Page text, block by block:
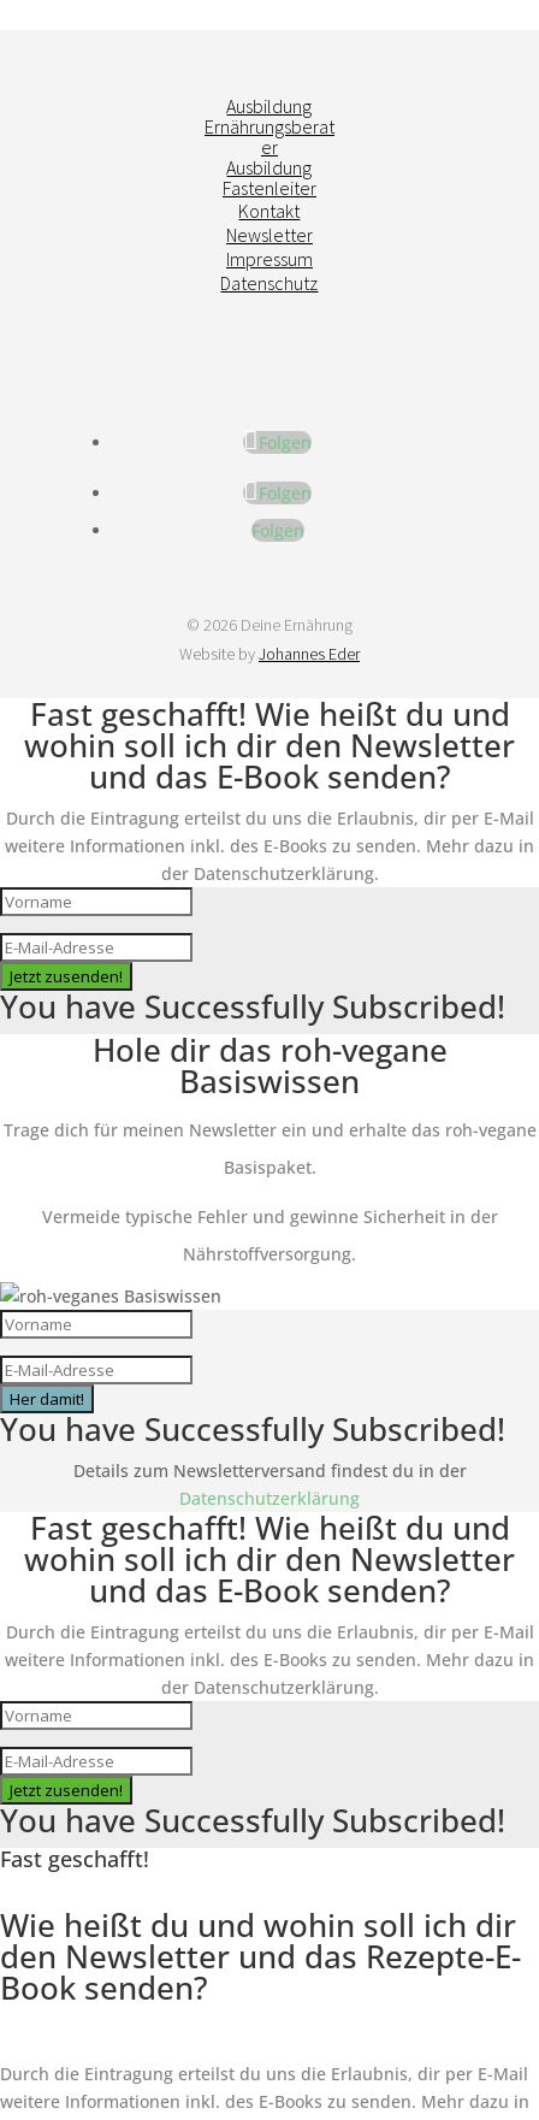
Ausbildung
Ernährungsberat
er
Ausbildung
Fastenleiter
Kontakt
Newsletter
Impressum
Datenschutz
Folgen
Folgen
Folgen
© 2026 Deine Ernährung
Website byJohannes Eder
Fast geschafft! Wie heißt du und
wohin soll ich dir den Newsletter
und das E-Book senden?
Durch die Eintragung erteilst du uns die Erlaubnis, dir per E-Mail
weitere Informationen inkl. des E-Books zu senden. Mehr dazu in
der Datenschutzerklärung.
Jetzt zusenden!
You have Successfully Subscribed!
Hole dir das roh-vegane
Basiswissen
Trage dich für meinen Newsletter ein und erhalte das roh-vegane
Basispaket.
Vermeide typische Fehler und gewinne Sicherheit in der
Nährstoffversorgung.
Her damit!
You have Successfully Subscribed!
Details zum Newsletterversand findest du in der
Datenschutzerklärung
Fast geschafft! Wie heißt du und
wohin soll ich dir den Newsletter
und das E-Book senden?
Durch die Eintragung erteilst du uns die Erlaubnis, dir per E-Mail
weitere Informationen inkl. des E-Books zu senden. Mehr dazu in
der Datenschutzerklärung.
Jetzt zusenden!
You have Successfully Subscribed!
Fast geschafft!
Wie heißt du und wohin soll ich dir
den Newsletter und das Rezepte-E-
Book senden?
Durch die Eintragung erteilst du uns die Erlaubnis, dir per E-Mail
weitere Informationen inkl. des E-Books zu senden. Mehr dazu in